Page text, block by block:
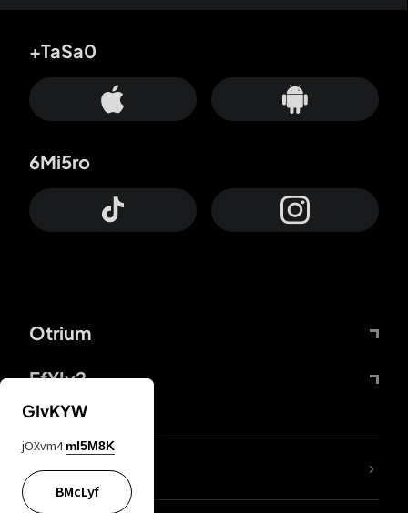
Otrium
FfYIy2
+TaSa0
6Mi5ro
65A04M
GIvKYW
jOXvm4 mI5M8K
BMcLyf